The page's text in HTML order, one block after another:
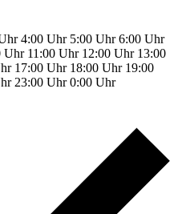
4:00 Uhr 5:00 Uhr 6:00 Uhr
Uhr 11:00 Uhr 12:00 Uhr 13:00
17:00 Uhr 18:00 Uhr 19:00
23:00 Uhr 0:00 Uhr